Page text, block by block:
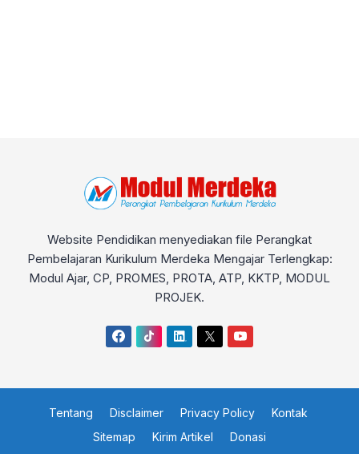
Website Pendidikan menyediakan file Perangkat
Pembelajaran Kurikulum Merdeka Mengajar Terlengkap:
Modul Ajar, CP, PROMES, PROTA, ATP, KKTP, MODUL
PROJEK.
Tentang Disclaimer Privacy Policy
Kontak
Sitemap
Kirim Artikel Donasi